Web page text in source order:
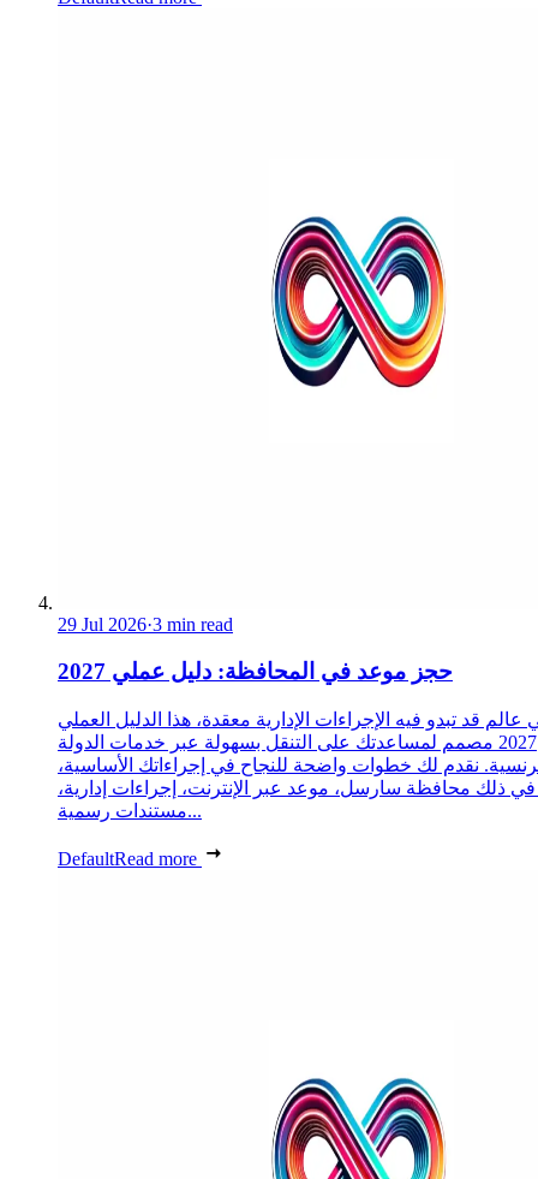
29 Jul 2026·3 min read
حجز موعد في المحافظة: دليل عملي 2027
عالم قد تبدو فيه الإجراءات الإدارية معقدة، هذا الدليل العملي
2027 مصمم لمساعدتك على التنقل بسهولة عبر خدمات الدولة
نقدم لك خطوات واضحة للنجاح في إجراءاتك الأساسية،
في ذلك محافظة سارسل، موعد عبر الإنترنت، إجراءات إدارية،
مستندات رسمية...
DefaultRead more